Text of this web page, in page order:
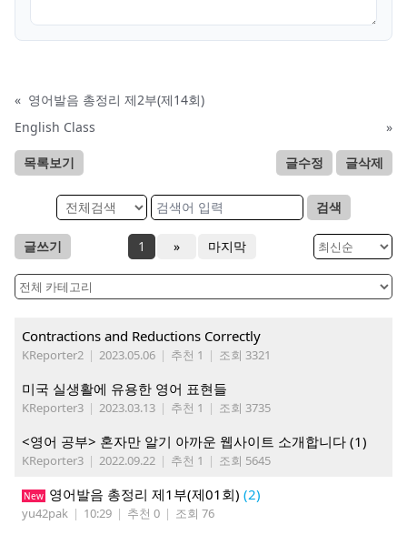
« 영어발음 총정리 제2부(제14회)
English Class
»
목록보기 글수정 글삭제
검색
글쓰기 1 » 마지막
Contractions and Reductions Correctly
KReporter2 | 2023.05.06 | 추천 1 | 조회 3321
미국 실생활에 유용한 영어 표현들
KReporter3 | 2023.03.13 | 추천 1 | 조회 3735
<영어 공부> 혼자만 알기 아까운 웹사이트 소개합니다 (1)
KReporter3 | 2022.09.22 | 추천 1 | 조회 5645
New 영어발음 총정리 제1부(제01회) (2)
yu42pak | 10:29 | 추천 0 | 조회 76